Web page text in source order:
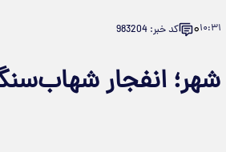
۱۰:۳۱۰ کد خبر: 983204